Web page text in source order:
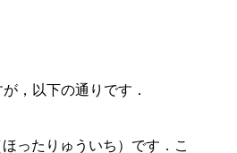
，以下の通りです．
ったりゅういち）です．こ